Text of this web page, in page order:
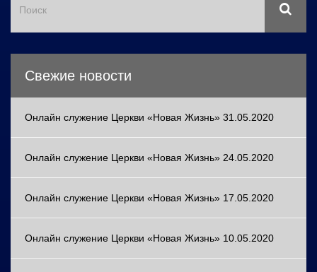
Свежие новости
Онлайн служение Церкви «Новая Жизнь» 31.05.2020
Онлайн служение Церкви «Новая Жизнь» 24.05.2020
Онлайн служение Церкви «Новая Жизнь» 17.05.2020
Онлайн служение Церкви «Новая Жизнь» 10.05.2020